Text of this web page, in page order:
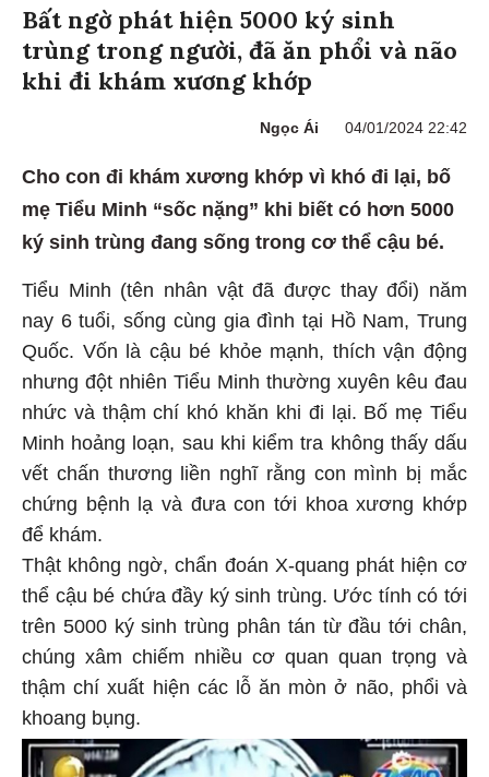
Bất ngờ phát hiện 5000 ký sinh
trùng trong người, đã ăn phổi và não
khi đi khám xương khớp
Ngọc Ái 04/01/2024 22:42
Cho con đi khám xương khớp vì khó đi lại, bố
mẹ Tiểu Minh “sốc nặng” khi biết có hơn 5000
ký sinh trùng đang sống trong cơ thể cậu bé.
Tiểu Minh (tên nhân vật đã được thay đổi) năm
nay 6 tuổi, sống cùng gia đình tại Hồ Nam, Trung
Quốc. Vốn là cậu bé khỏe mạnh, thích vận động
nhưng đột nhiên Tiểu Minh thường xuyên kêu đau
nhức và thậm chí khó khăn khi đi lại. Bố mẹ Tiểu
Minh hoảng loạn, sau khi kiểm tra không thấy dấu
vết chấn thương liền nghĩ rằng con mình bị mắc
chứng bệnh lạ và đưa con tới khoa xương khớp
để khám.
Thật không ngờ, chẩn đoán X-quang phát hiện cơ
thể cậu bé chứa đầy ký sinh trùng. Ước tính có tới
trên 5000 ký sinh trùng phân tán từ đầu tới chân,
chúng xâm chiếm nhiều cơ quan quan trọng và
thậm chí xuất hiện các lỗ ăn mòn ở não, phổi và
khoang bụng.